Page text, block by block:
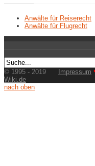
Anwälte für Reiserecht
Anwälte für Flugrecht
© 1995 - 2019 Impressum
Wiki.de
nach oben